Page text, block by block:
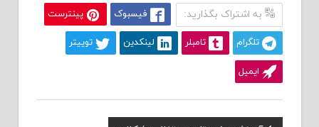
به اشتراک بگذارید: فیسبوک پینترست
تلگرام تامبلر لینکدین توییتر
ایمیل